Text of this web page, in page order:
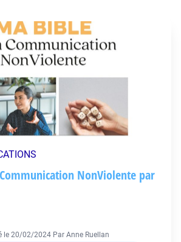
NonViolente par
le 20/02/2024 Par Anne Ruellan